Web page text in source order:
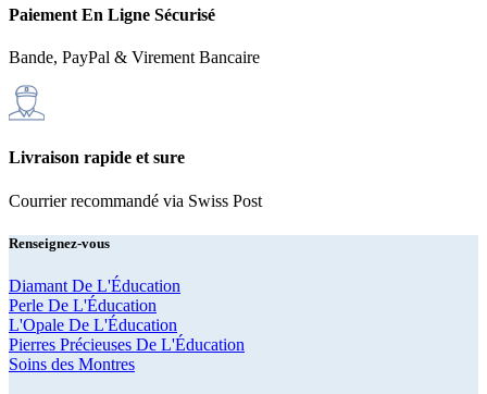
Paiement En Ligne Sécurisé
Bande, PayPal & Virement Bancaire
Livraison rapide et sure
Courrier recommandé via Swiss Post
Renseignez-vous
Diamant De L'Éducation
Perle De L'Éducation
L'Opale De L'Éducation
Pierres Précieuses De L'Éducation
Soins des Montres